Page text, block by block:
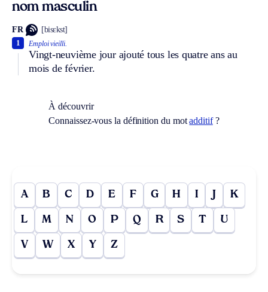
nom masculin
FR [bisɛkst]
Emploi vieilli.
Vingt-neuvième jour ajouté tous les quatre ans au
mois de février.
1
À découvrir
Connaissez-vous la définition du motadditif?
A B C D E F G H I J K
L M N O P Q R S T U
V W X Y Z